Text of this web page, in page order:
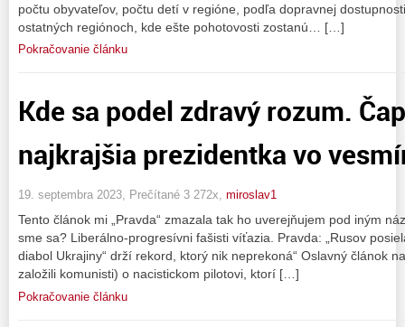
počtu obyvateľov, počtu detí v regióne, podľa dopravnej
ostatných regiónoch, kde ešte pohotovosti zostanú… […]
Pokračovanie článku
Kde sa podel zdravý rozum.
najkrajšia prezidentka vo
19. septembra 2023, Prečítané 3 272x, miroslav1
Tento článok mi „Pravda“ zmazala tak ho uverejňujem pod iným
sme sa? Liberálno-progresívni fašisti víťazia. Pravda: „Rusov
diabol Ukrajiny“ drží rekord, ktorý nik neprekoná“ Oslavný článok
založili komunisti) o nacistickom pilotovi, ktorí […]
Pokračovanie článku